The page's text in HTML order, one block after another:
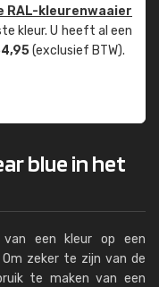
RAL-kleuren­waaier
kleur. U heeft al een
(exclusief BTW).
blue in het
een kleur op een
zeker te zijn van de
te maken van een